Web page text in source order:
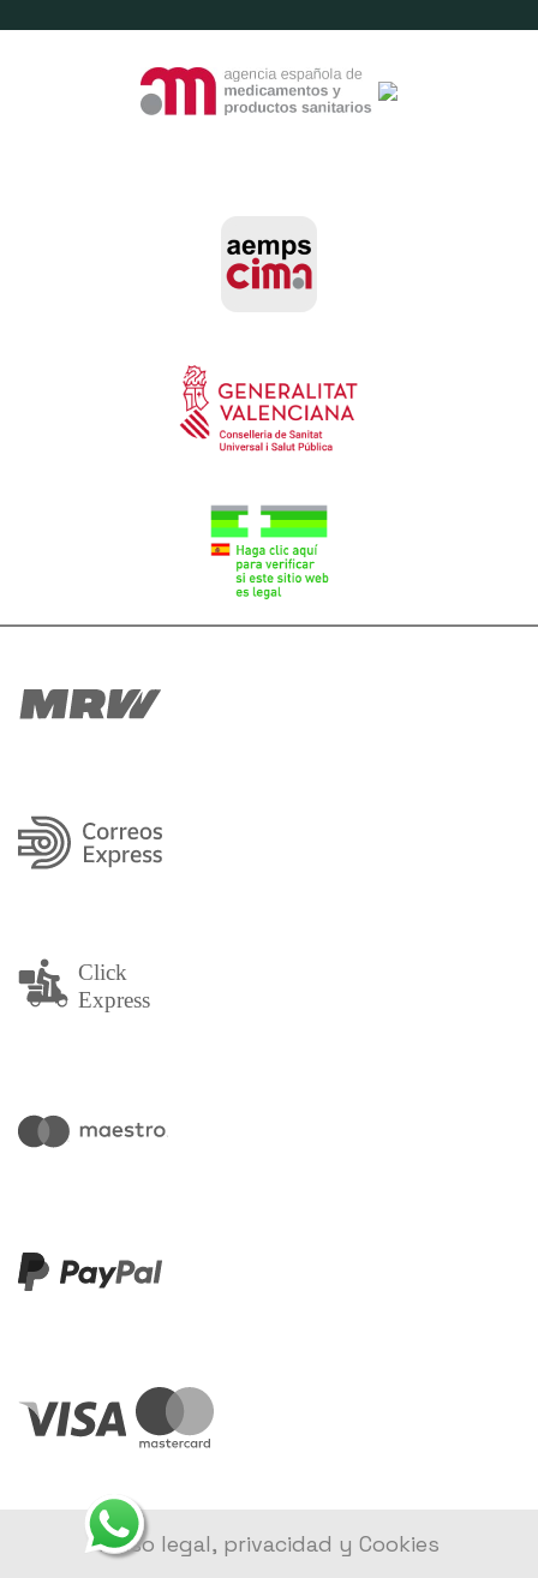
Aviso legal, privacidad y Cookies